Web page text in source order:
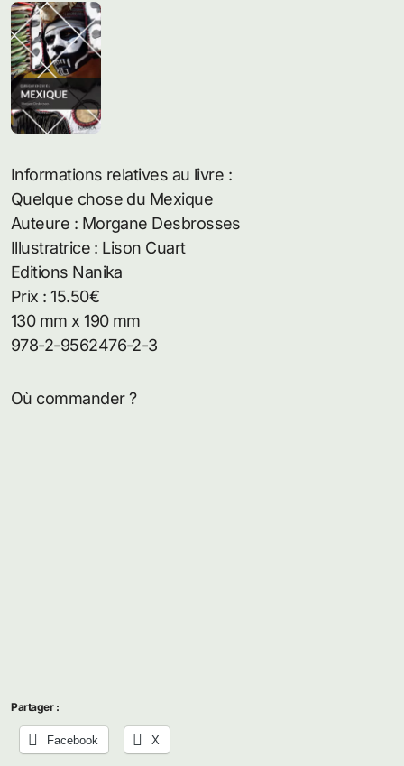
Informations relatives au livre :
Quelque chose du Mexique
Auteure : Morgane Desbrosses
Illustratrice : Lison Cuart
Editions Nanika
Prix : 15.50€
130 mm x 190 mm
978-2-9562476-2-3
Où commander ?
Partager :
Facebook X